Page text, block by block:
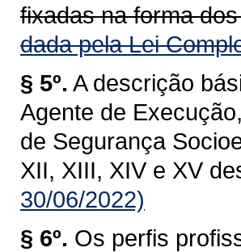
fixadas na forma
dada pela Lei
§ 5º. A descrição
Agente de
de Segurança
XII, XIII, XIV e XV
30/06/2022)
§ 6º. Os perfis